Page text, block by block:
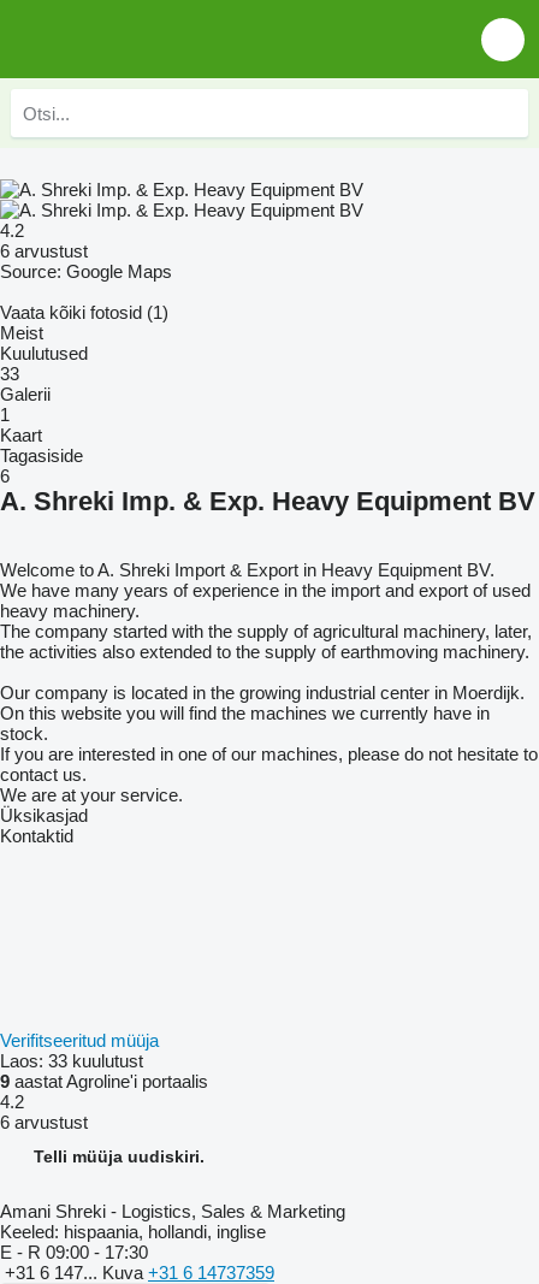
4.2
6 arvustust
Source: Google Maps
Vaata kõiki fotosid (1)
Meist
Kuulutused
33
Galerii
1
Kaart
Tagasiside
6
A. Shreki Imp. & Exp. Heavy Equipment BV
Welcome to A. Shreki Import & Export in Heavy Equipment BV.
We have many years of experience in the import and export of used
heavy machinery.
The company started with the supply of agricultural machinery, later,
the activities also extended to the supply of earthmoving machinery.
Our company is located in the growing industrial center in Moerdijk.
On this website you will find the machines we currently have in
stock.
If you are interested in one of our machines, please do not hesitate to
contact us.
We are at your service.
Üksikasjad
Kontaktid
Verifitseeritud müüja
Laos: 33 kuulutust
9 aastat Agroline'i portaalis
4.2
6 arvustust
Telli müüja uudiskiri.
Amani Shreki - Logistics, Sales & Marketing
Keeled: hispaania, hollandi, inglise
E - R 09:00 - 17:30
+31 6 147... Kuva +31 6 14737359